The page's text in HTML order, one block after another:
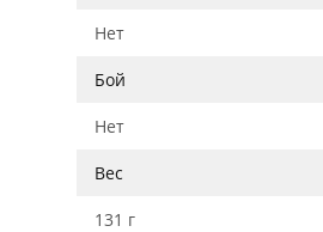
Нет
Бой
Нет
Вес
131 г